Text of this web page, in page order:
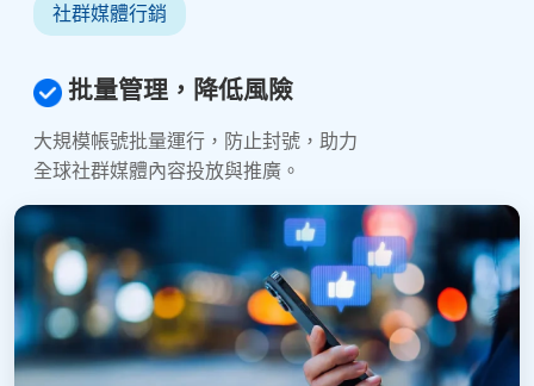
社群媒體行銷
批量管理，降低風險
大規模帳號批量運行，防止封號，助力
全球社群媒體內容投放與推廣。